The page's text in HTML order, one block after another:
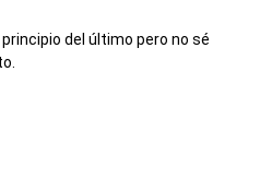
del último pero no sé